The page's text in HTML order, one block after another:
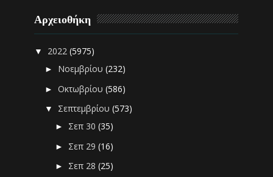
Αρχειοθήκη
▼ 2022(5975)
► Νοεμβρίου(232)
►Οκτωβρίου(586)
▼ Σεπτεμβρίου(573)
► Σεπ 30(35)
► Σεπ 29(16)
► Σεπ 28(25)